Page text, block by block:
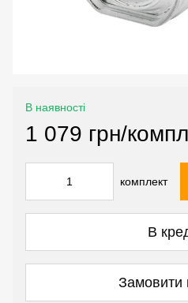
В наявності
1 079 грн/
комплект
В
Замовити